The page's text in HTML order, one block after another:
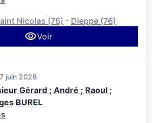
Nicolas (76) - Dieppe (76)
Voir
juin 2026
Gérard ; André ; Raoul ;
BUREL